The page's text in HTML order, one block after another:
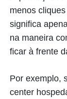
menos
significa
na maneira
ficar à frente
Por exemplo,
center